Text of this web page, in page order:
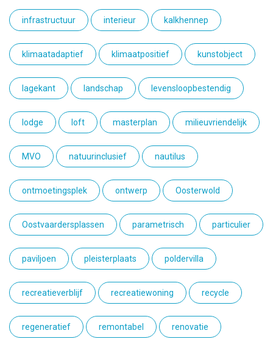
infrastructuur interieur kalkhennep
klimaatadaptief klimaatpositief kunstobject
lagekant landschap levensloopbestendig
lodge loft masterplan milieuvriendelijk
MVO natuurinclusief nautilus
ontmoetingsplek ontwerp Oosterwold
Oostvaardersplassen parametrisch particulier
paviljoen pleisterplaats poldervilla
recreatieverblijf recreatiewoning recycle
regeneratief remontabel renovatie